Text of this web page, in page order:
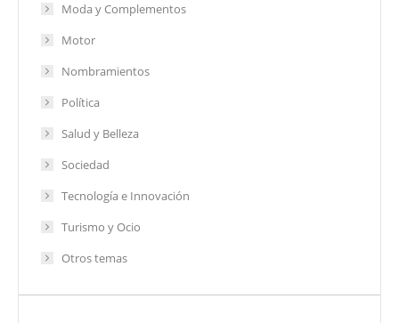
Moda y Complementos
Motor
Nombramientos
Política
Salud y Belleza
Sociedad
Tecnología e Innovación
Turismo y Ocio
Otros temas